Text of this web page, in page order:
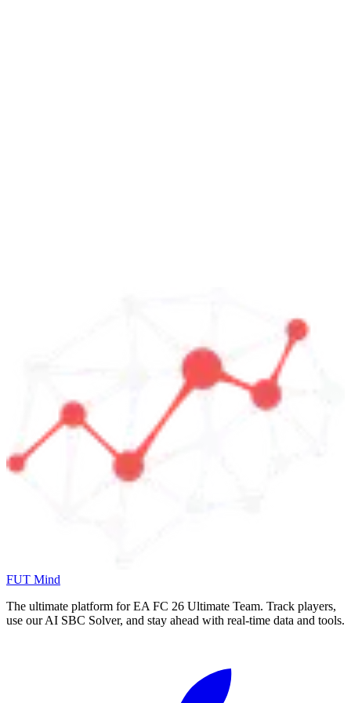
FUT Mind
The ultimate platform for EA FC 26 Ultimate Team. Track players,
use our AI SBC Solver, and stay ahead with real-time data and tools.